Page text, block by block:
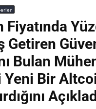
Fiyatında
Getiren
Bulan
Yeni Bir